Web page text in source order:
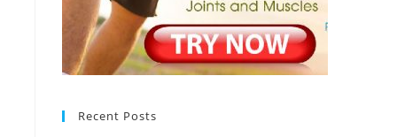
Recent Posts